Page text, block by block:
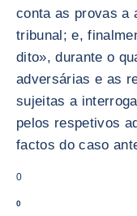
conta as provas a
tribunal; e,
dito», durante o
adversárias e as
sujeitas a
pelos respetivos
factos do caso
0
0